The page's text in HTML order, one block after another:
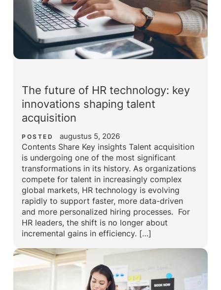
The future of HR technology: key
innovations shaping talent
acquisition
POSTED augustus 5, 2026
Contents Share Key insights Talent acquisition
is undergoing one of the most significant
transformations in its history. As organizations
compete for talent in increasingly complex
global markets, HR technology is evolving
rapidly to support faster, more data-driven
and more personalized hiring processes. For
HR leaders, the shift is no longer about
incremental gains in efficiency. […]